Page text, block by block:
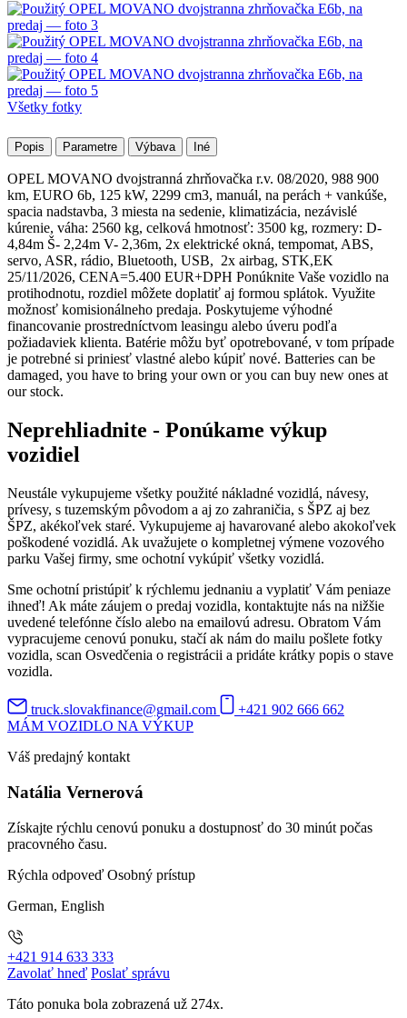
Všetky fotky
Popis Parametre Výbava Iné
OPEL MOVANO dvojstranná zhrňovačka r.v. 08/2020, 988 900
km, EURO 6b, 125 kW, 2299 cm3, manuál, na perách + vankúše,
spacia nadstavba, 3 miesta na sedenie, klimatizácia, nezávislé
kúrenie, váha: 2560 kg, celková hmotnosť: 3500 kg, rozmery: D-
4,84m Š- 2,24m V- 2,36m, 2x elektrické okná, tempomat, ABS,
servo, ASR, rádio, Bluetooth, USB, 2x airbag, STK,EK
25/11/2026, CENA=5.400 EUR+DPH Ponúknite Vaše vozidlo na
protihodnotu, rozdiel môžete doplatiť aj formou splátok. Využite
možnosť komisionálneho predaja. Poskytujeme výhodné
financovanie prostredníctvom leasingu alebo úveru podľa
požiadaviek klienta. Batérie môžu byť opotrebované, v tom prípade
je potrebné si priniesť vlastné alebo kúpiť nové. Batteries can be
damaged, you have to bring your own or you can buy new ones at
our stock.
Neprehliadnite - Ponúkame výkup
vozidiel
Neustále vykupujeme všetky použité nákladné vozidlá, návesy,
prívesy, s tuzemským pôvodom a aj zo zahraničia, s ŠPZ aj bez
ŠPZ, akékoľvek staré. Vykupujeme aj havarované alebo akokoľvek
poškodené vozidlá. Ak uvažujete o kompletnej výmene vozového
parku Vašej firmy, sme ochotní vykúpiť všetky vozidlá.
Sme ochotní pristúpiť k rýchlemu jednaniu a vyplatiť Vám peniaze
ihneď! Ak máte záujem o predaj vozidla, kontaktujte nás na nižšie
uvedené telefónne číslo alebo na emailovú adresu. Obratom Vám
vypracujeme cenovú ponuku, stačí ak nám do mailu pošlete fotky
vozidla, scan Osvedčenia o registrácii a pridáte krátky popis o stave
vozidla.
truck.slovakfinance@gmail.com
+421 902 666 662
MÁM VOZIDLO NA VÝKUP
Váš predajný kontakt
Natália Vernerová
Získajte rýchlu cenovú ponuku a dostupnosť do 30 minút počas
pracovného času.
Rýchla odpoveď Osobný prístup
German, English
+421 914 633 333
Zavolať hneď Poslať správu
Táto ponuka bola zobrazená už 274x.